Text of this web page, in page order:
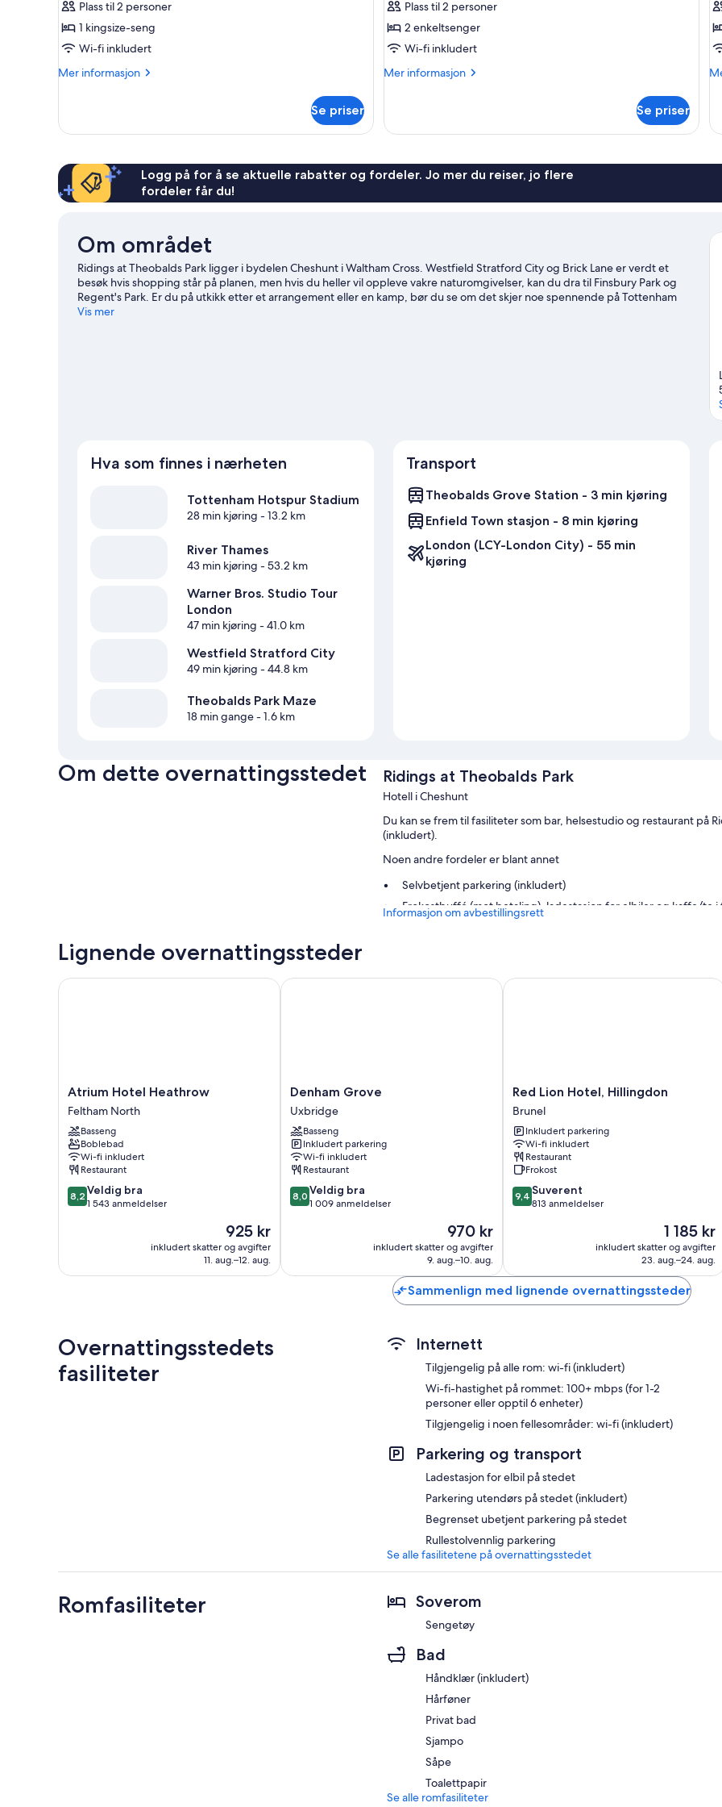
Plass til 2 personer
1 kingsize-seng
Wi-fi inkludert
Mer informasjon
Mer
Se priser
Plass til 2 personer
2 enkeltsenger
Wi-fi inkludert
Mer informasjon
Mer
Se priser
–
–
Logg på for å se aktuelle rabatter og fordeler. Jo mer du reiser, jo flere
fordeler får du!
Om området
Ridings at Theobalds Park ligger i bydelen Cheshunt i Waltham Cross. Westfield Stratford City og Brick Lane er verdt et
besøk hvis shopping står på planen, men hvis du heller vil oppleve vakre naturomgivelser, kan du dra til Finsbury Park og
Regent's Park. Er du på utkikk etter et arrangement eller en kamp, bør du se om det skjer noe spennende på Tottenham
Hotspur Stadium eller Emirates stadion.
Vis mer
Hva som finnes i nærheten
Tottenham Hotspur Stadium
28 min kjøring - 13.2 km
River Thames
43 min kjøring - 53.2 km
Warner Bros. Studio Tour
London
47 min kjøring - 41.0 km
Westfield Stratford City
49 min kjøring - 44.8 km
Theobalds Park Maze
18 min gange- 1.6 km
Transport
Theobalds Grove Station - 3 min kjøring
Enfield Town stasjon - 8 min kjøring
London (LCY-London City) - 55 min
kjøring
Om dette overnattingsstedet Ridings at Theobalds Park
Hotell i Cheshunt
Du kan se frem til fasiliteter som bar, helsestudio og restaurant på
(inkludert).
Noen andre fordeler er blant annet
Selvbetjent parkering (inkludert)
Frokostbuffé (mot betaling), ladestasjon for elbiler og kaffe/te i
Alle de 140 rommene kan friste med komfort i form av
Barnestol og daglig rengjøring
Informasjon om avbestillingsrett
Lignende overnattingssteder
Atrium
Hotel
Heathrow
Feltham
North
Atrium Hotel Heathrow
Feltham North
Basseng
Boblebad
Wi-fi inkludert
Restaurant
8.2
av
anmeldelser
8,2 Veldig bra
1 543 anmeldelser
Prisen
er
925 kr
925 kr
inkludert skatter og avgifter
11. aug.–12. aug.
Atrium Hotel Heathrow
Denham
Grove
Uxbridge
Denham Grove
Uxbridge
Basseng
Inkludert parkering
Wi-fi inkludert
Restaurant
8.0
av
anmeldelser
8,0 Veldig bra
1 009 anmeldelser
Prisen
er
970 kr
970 kr
inkludert skatter og avgifter
9. aug.–10. aug.
Denham Grove
Red
Lion
Hotel,
Hillingdon
Brunel
Red Lion Hotel, Hillingdon
Brunel
Inkludert parkering
Wi-fi inkludert
Restaurant
Frokost
9.4
av
9,4 Suverent
813 anmeldelser
Prisen
er
1 185 kr
1 185 kr
inkludert skatter og avgifter
23. aug.–24. aug.
Red Lion Hotel, Hillingdon
Sammenlign med lignende overnattingssteder
Overnattingsstedets
fasiliteter
Internett
Tilgjengelig på alle rom: wi-fi (inkludert)
Wi-fi-hastighet på rommet: 100+ mbps (for 1-2
personer eller opptil 6 enheter)
Tilgjengelig i noen fellesområder: wi-fi (inkludert)
Parkering og transport
Ladestasjon for elbil på stedet
Parkering utendørs på stedet (inkludert)
Begrenset ubetjent parkering på stedet
Rullestolvennlig parkering
Se alle fasilitetene på overnattingsstedet
Romfasiliteter Soverom
Sengetøy
Bad
Håndklær (inkludert)
Hårføner
Privat bad
Sjampo
Såpe
Toalettpapir
Se alle romfasiliteter